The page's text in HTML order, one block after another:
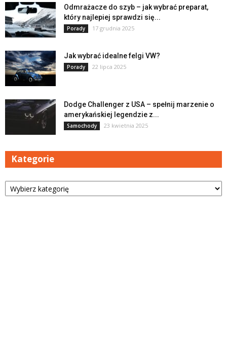
Odmrażacze do szyb – jak wybrać preparat,
który najlepiej sprawdzi się...
Porady 17 grudnia 2025
Jak wybrać idealne felgi VW?
Porady 22 lipca 2025
Dodge Challenger z USA – spełnij marzenie o
amerykańskiej legendzie z...
Samochody 23 kwietnia 2025
Kategorie
Kategorie